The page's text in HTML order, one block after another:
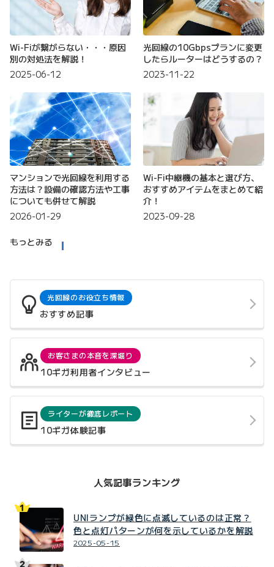
Wi-Fiが繋がらない・・・原因
別の対処法を解説！
2025-06-12
光回線の10Gbpsプランに変更
したらルーターはどうするの？
2023-11-22
マンションで光回線を利用する
方法は？設備の確認方法や工事
についても併せて解説
2026-01-29
Wi-Fi中継機の基本と選び方、
おすすめアイテムをまとめて紹
介！
2023-09-28
もっとみる
光回線のお役立ち情報
おすすめ記事
お客さまの本音を深堀り
10ギガ利用者インタビュー
ライターが徹底レポート
10ギガ体験記事
人気記事ランキング
UNIランプが緑色に点滅しているのは正常？
色と点灯パターンが何を示しているかを解説
2025-05-15